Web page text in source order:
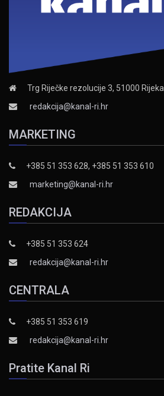
Trg Riječke rezolucije 3, 51000 Rijeka
redakcija@kanal-ri.hr
MARKETING
+385 51 353 628, +385 51 353 610
marketing@kanal-ri.hr
REDAKCIJA
+385 51 353 624
redakcija@kanal-ri.hr
CENTRALA
+385 51 353 619
redakcija@kanal-ri.hr
Pratite Kanal Ri